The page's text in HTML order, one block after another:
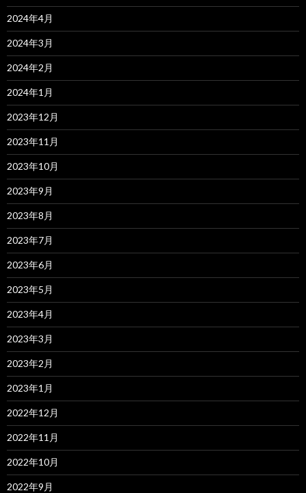
2024年4月
2024年3月
2024年2月
2024年1月
2023年12月
2023年11月
2023年10月
2023年9月
2023年8月
2023年7月
2023年6月
2023年5月
2023年4月
2023年3月
2023年2月
2023年1月
2022年12月
2022年11月
2022年10月
2022年9月